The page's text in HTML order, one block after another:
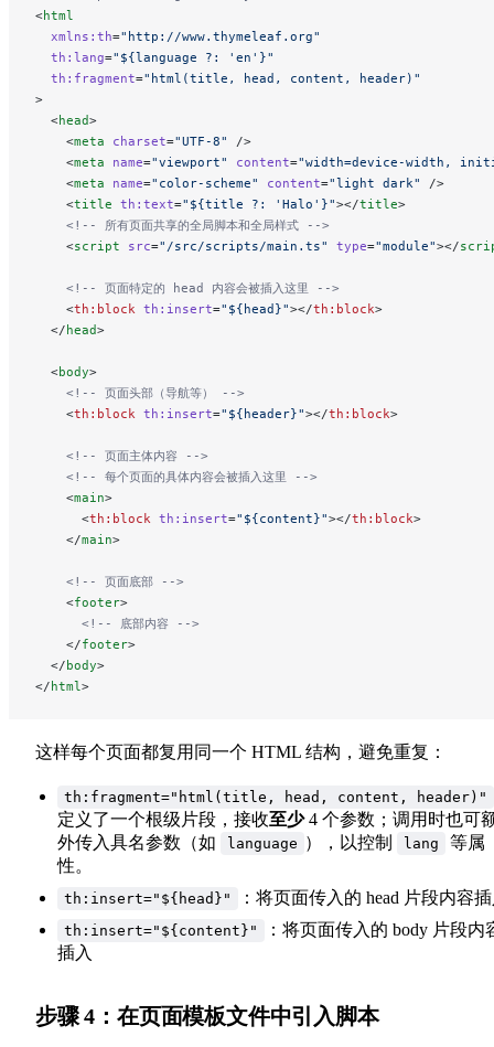
<html
  xmlns:th
="http://www.thymeleaf.org"
  th:lang
="${language ?: 'en'}"
  th:fragment
="html(title, head, content, header)"
>
  <
head>
    <
meta charset="UTF-8"
/>
    <
meta name="viewport" content="width=device-width,
    <
meta name="color-scheme" content="light dark"
/>
    <
title th:text="${title ?: 'Halo'}"></title>
    <!-- 所有页面共享的全局脚本和全局样式 -->
    <
script src="/src/scripts/main.ts" type="module"></
    <!-- 页面特定的 head 内容会被插入这里 -->
    <
th:block th:insert="${head}"></th:block>
  </
head>
  <
body>
    <!-- 页面头部（导航等） -->
    <
th:block th:insert="${header}"></th:block>
    <!-- 页面主体内容 -->
    <!-- 每个页面的具体内容会被插入这里 -->
    <
main>
      <
th:block th:insert="${content}"></th:block>
    </
main>
    <!-- 页面底部 -->
    <
footer>
      <!-- 底部内容 -->
    </
footer>
  </
body>
</html >
这样每个页面都复用同一个 HTML 结构，避免重复：
th:fragment="html(title, head, content, header)"
定义了一个根级片段，接收至少4 个参数；调用时也可
外传入具名参数（如
language ），以控制 lang
等属
性。
th:insert="${head}" ：将页面传入的 head 片段内容
th:insert="${content}"
：将页面传入的 body 片段内
插入
步骤 4：在页面模板文件中引入脚本